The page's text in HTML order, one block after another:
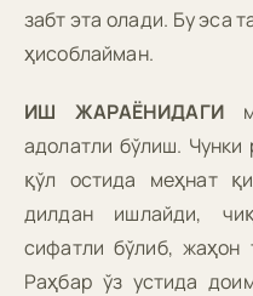
забт эта олади. Бу эса
ҳисоблайман.
ИШ ЖАРАЁНИДАГИ
адолатли бўлиш. Чунки
қўл остида меҳнат
дилдан ишлайди,
сифатли бўлиб, жаҳон
Раҳбар ўз устида